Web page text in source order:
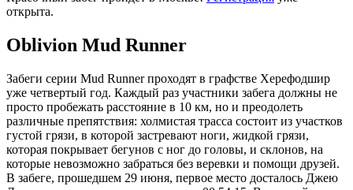
открыта.
Oblivion Mud Runner
Забеги серии Mud Runner проходят в графстве Херефодшир
уже четвертый год. Каждый раз участники забега должны не
просто пробежать расстояние в 10 км, но и преодолеть
различные препятствия: холмистая трасса состоит из участков
густой грязи, в которой застревают ноги, жидкой грязи,
которая покрывает бегунов с ног до головы, и склонов, на
которые невозможно забраться без веревки и помощи друзей.
В забеге, прошедшем 29 июня, первое место досталось Джею